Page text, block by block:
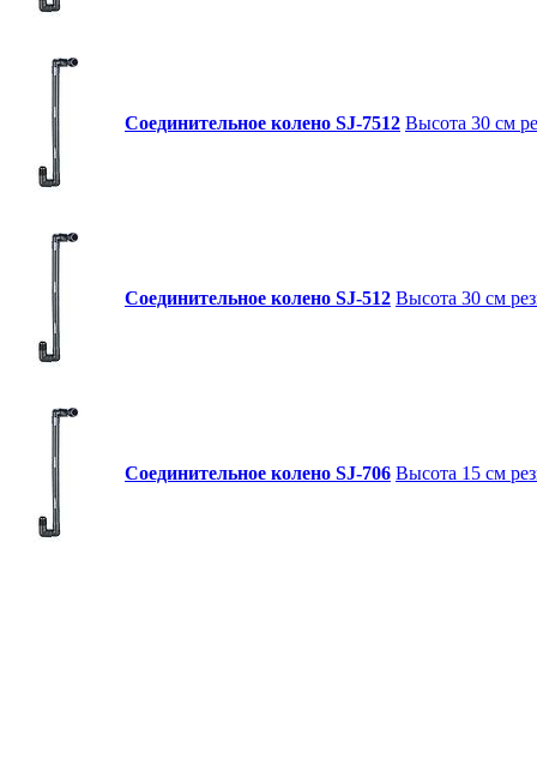
Соединительное колено SJ-7512 Высота 30 см
Соединительное колено SJ-512 Высота 30 см
Соединительное колено SJ-706 Высота 15 см